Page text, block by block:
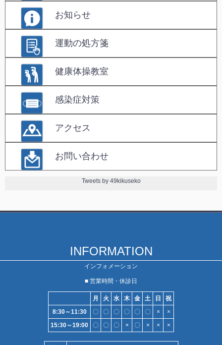
お知らせ
運動の処方箋
健康体操教室
感染症対策
アクセス
お問い合わせ
Tweets by 49kikuseko
INFORMATION
インフォメーション
■ 営業時間・休診日
月 火 水 木 金 土 日
祝
8:30～11:30
〇 〇 〇 〇 〇 〇 ×
×
15:30～19:00
〇 〇 〇 × 〇 × × ×